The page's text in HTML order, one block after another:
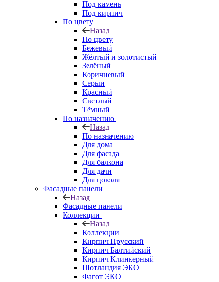
Под камень
Под кирпич
По цвету
Назад
По цвету
Бежевый
Жёлтый и золотистый
Зелёный
Коричневый
Серый
Красный
Светлый
Тёмный
По назначению
Назад
По назначению
Для дома
Для фасада
Для балкона
Для дачи
Для цоколя
Фасадные панели
Назад
Фасадные панели
Коллекции
Назад
Коллекции
Кирпич Прусский
Кирпич Балтийский
Кирпич Клинкерный
Шотландия ЭКО
Фагот ЭКО